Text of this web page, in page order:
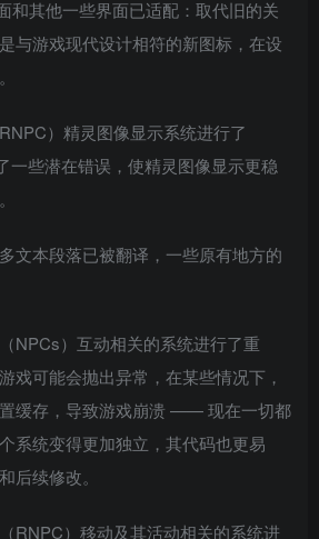
和其他一些界面已适配：取代旧的关
与游戏现代设计相符的新图标，在设
）精灵图像显示系统进行了
一些潜在错误，使精灵图像显示更稳
文本段落已被翻译，一些原有地方的
NPCs）互动相关的系统进行了重
戏可能会抛出异常，在某些情况下，
缓存，导致游戏崩溃 —— 现在一切都
系统变得更加独立，其代码也更易
后续修改。
RNPC）移动及其活动相关的系统进